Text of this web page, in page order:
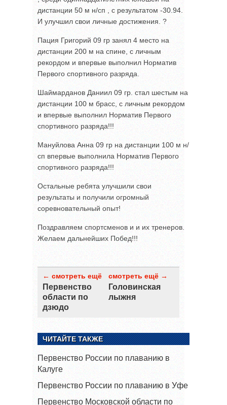
дистанции 50 м н/сп , с результатом -30.94.
И улучшил свои личные достижения. ?
Пация Григорий 09 гр занял 4 место на
дистанции 200 м на спине, с личным
рекордом и впервые выполнил Норматив
Первого спортивного разряда.
Шаймарданов Даниил 09 гр. стал шестым на
дистанции 100 м брасс, с личным рекордом
и впервые выполнил Норматив Первого
спортивного разряда!!!
Мануйлова Анна 09 гр на дистанции 100 м н/
сп впервые выполнила Норматив Первого
спортивного разряда!!!
Остальные ребята улучшили свои
результаты и получили огромный
соревновательный опыт!
Поздравляем спортсменов и и их тренеров.
Желаем дальнейших Побед!!!
← смотреть ещё
Первенство
области по
дзюдо
смотреть ещё →
Головинская
лыжня
ЧИТАЙТЕ ТАКЖЕ
Первенство России по плаванию в
Калуге
Первенство России по плаванию в Уфе
Первенство Московской области по